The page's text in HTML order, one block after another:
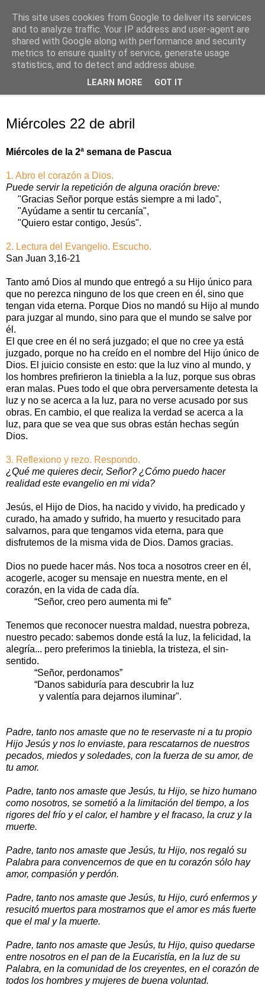
Oración personal
con el Evangelio de cada día
Miércoles 22 de abril
Miércoles de la 2ª semana de Pascua
1. Abro el corazón a Dios.
Puede servir la repetición de alguna oración breve:
"Gracias Señor porque estás siempre a mi lado",
"Ayúdame a sentir tu cercanía",
"Quiero estar contigo, Jesús".
2. Lectura del Evangelio. Escucho.
San Juan 3,16-21
Tanto amó Dios al mundo que entregó a su Hijo único para
que no perezca ninguno de los que creen en él, sino que
tengan vida eterna. Porque Dios no mandó su Hijo al mundo
para juzgar al mundo, sino para que el mundo se salve por
él.
El que cree en él no será juzgado; el que no cree ya está
juzgado, porque no ha creído en el nombre del Hijo único de
Dios. El juicio consiste en esto: que la luz vino al mundo, y
los hombres prefirieron la tiniebla a la luz, porque sus obras
eran malas. Pues todo el que obra perversamente detesta la
luz y no se acerca a la luz, para no verse acusado por sus
obras. En cambio, el que realiza la verdad se acerca a la
luz, para que se vea que sus obras están hechas según
Dios.
3. Reflexiono y rezo. Respondo.
¿Qué me quieres decir, Señor? ¿Cómo puedo hacer
realidad este evangelio en mi vida?
Jesús, el Hijo de Dios, ha nacido y vivido, ha predicado y
curado, ha amado y sufrido, ha muerto y resucitado para
salvarnos, para que tengamos vida eterna, para que
disfrutemos de la misma vida de Dios. Damos gracias.
Dios no puede hacer más. Nos toca a nosotros creer en él,
acogerle, acoger su mensaje en nuestra mente, en el
corazón, en la vida de cada día.
“Señor, creo pero aumenta mi fe”
Tenemos que reconocer nuestra maldad, nuestra pobreza,
nuestro pecado: sabemos donde está la luz, la felicidad, la
alegría... pero preferimos la tiniebla, la tristeza, el sin-
sentido.
“Señor, perdonamos”
“Danos sabiduría para descubrir la luz
y valentía para dejarnos iluminar".
Padre, tanto nos amaste que no te reservaste ni a tu propio
Hijo Jesús y nos lo enviaste, para rescatarnos de nuestros
pecados, miedos y soledades, con la fuerza de su amor, de
tu amor.
Padre, tanto nos amaste que Jesús, tu Hijo, se hizo humano
como nosotros, se sometió a la limitación del tiempo, a los
rigores del frío y el calor, el hambre y el fracaso, la cruz y la
muerte.
Padre, tanto nos amaste que Jesús, tu Hijo, nos regaló su
Palabra para convencernos de que en tu corazón sólo hay
amor, compasión y perdón.
Padre, tanto nos amaste que Jesús, tu Hijo, curó enfermos y
resucitó muertos para mostrarnos que el amor es más fuerte
que el mal y la muerte.
Padre, tanto nos amaste que Jesús, tu Hijo, quiso quedarse
entre nosotros en el pan de la Eucaristía, en la luz de su
Palabra, en la comunidad de los creyentes, en el corazón de
todos los hombres y mujeres de buena voluntad.
This site uses cookies from Google to deliver its services
and to analyze traffic. Your IP address and user-agent are
shared with Google along with performance and security
metrics to ensure quality of service, generate usage
statistics, and to detect and address abuse.
LEARN MORE GOT IT